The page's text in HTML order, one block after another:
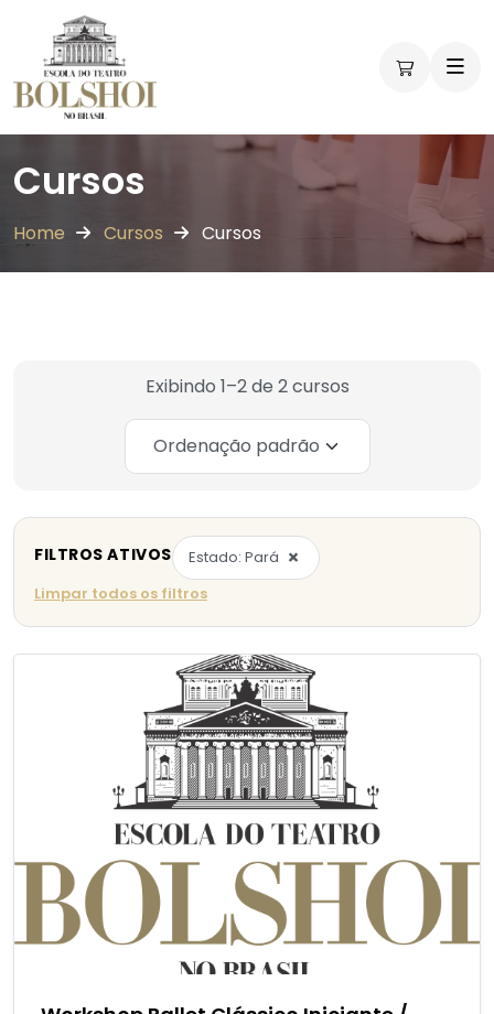
Cursos
Home Cursos Cursos
Exibindo 1–2 de 2 cursos
FILTROS ATIVOS Estado: Pará ×
Limpar todos os filtros